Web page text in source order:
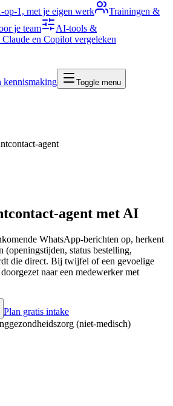
op-1, met je eigen werk
Trainingen &
je team
AI-tools &
en Copilot vergeleken
kennismaking Toggle menu
agent
agent met AI
WhatsApp-berichten op, herkent
(openingstijden, status bestelling,
die direct. Bij twijfel of een gevoelige
naar een medewerker met
Plan gratis intake
gezondheidszorg (niet-medisch)